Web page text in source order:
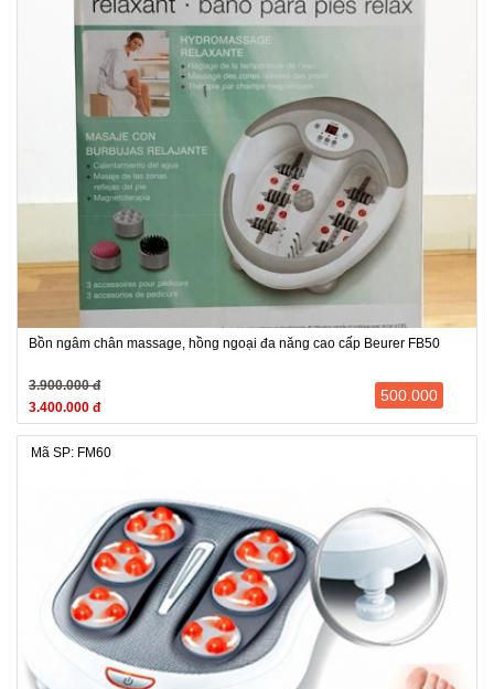
Bồn ngâm chân massage, hồng ngoại đa năng cao cấp Beurer FB50
3.900.000 đ
3.400.000 đ
500.000
Mã SP: FM60